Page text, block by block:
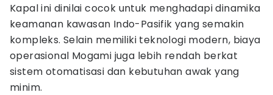
Kapal ini dinilai cocok untuk menghadapi dinamika
keamanan kawasan Indo-Pasifik yang semakin
kompleks. Selain memiliki teknologi modern, biaya
operasional Mogami juga lebih rendah berkat
sistem otomatisasi dan kebutuhan awak yang
minim.